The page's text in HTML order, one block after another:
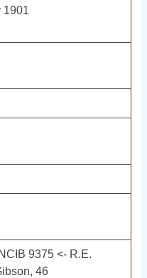
1901
9375 <- R.E.
46